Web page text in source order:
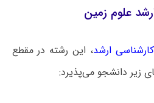
علوم زمین
ارشد، این رشته در مقطع
زیر دانشجو می‌پذیرد: